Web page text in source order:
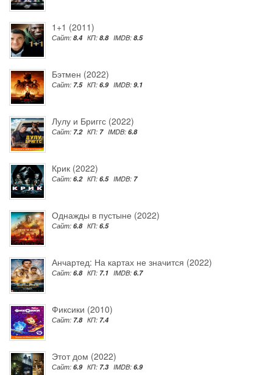
1+1 (2011)
Сайт: 8.4 КП: 8.8 IMDB: 8.5
Бэтмен (2022)
Сайт: 7.5 КП: 6.9 IMDB: 9.1
Лулу и Бриггс (2022)
Сайт: 7.2 КП: 7 IMDB: 6.8
Крик (2022)
Сайт: 6.2 КП: 6.5 IMDB: 7
Однажды в пустыне (2022)
Сайт: 6.8 КП: 6.5
Анчартед: На картах не значится (2022)
Сайт: 6.8 КП: 7.1 IMDB: 6.7
Фиксики (2010)
Сайт: 7.8 КП: 7.4
Этот дом (2022)
Сайт: 6.9 КП: 7.3 IMDB: 6.9